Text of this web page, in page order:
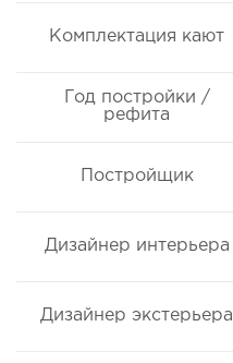
Комплектация кают
Год постройки /
рефита
Постройщик
Дизайнер интерьера
Дизайнер экстерьера